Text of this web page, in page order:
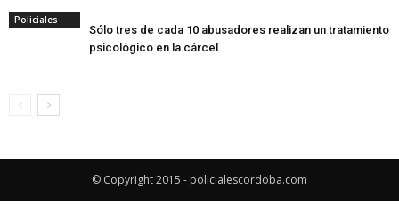
Policiales
Sólo tres de cada 10 abusadores realizan un tratamiento
psicológico en la cárcel
© Copyright 2015 - policialescordoba.com